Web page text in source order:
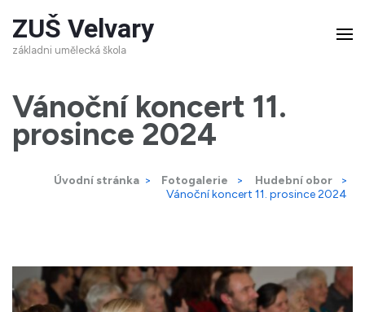
Přeskočit
na
(stiskněte
Enter)
ZUŠ Velvary
základni umělecká škola
Vánoční koncert 11.
prosince 2024
Úvodní stránka > Fotogalerie > Hudební obor
>
Vánoční koncert 11. prosince 2024